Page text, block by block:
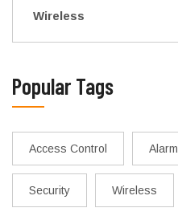
Wireless
Popular Tags
Access Control Alarm
Security Wireless